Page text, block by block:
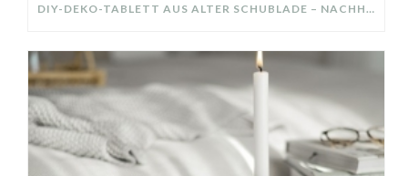
DIY-DEKO-TABLETT AUS ALTER SCHUBLADE – NACHHALTIGE HERBSTDEKO SELBER MACHEN!